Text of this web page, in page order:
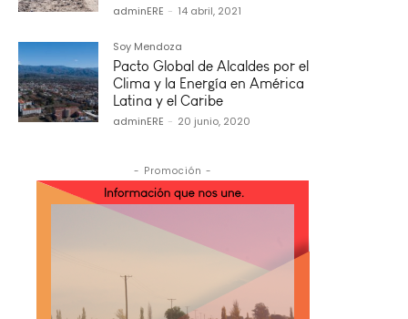
adminERE - 14 abril, 2021
Soy Mendoza
Pacto Global de Alcaldes por el
Clima y la Energía en América
Latina y el Caribe
adminERE - 20 junio, 2020
- Promoción -